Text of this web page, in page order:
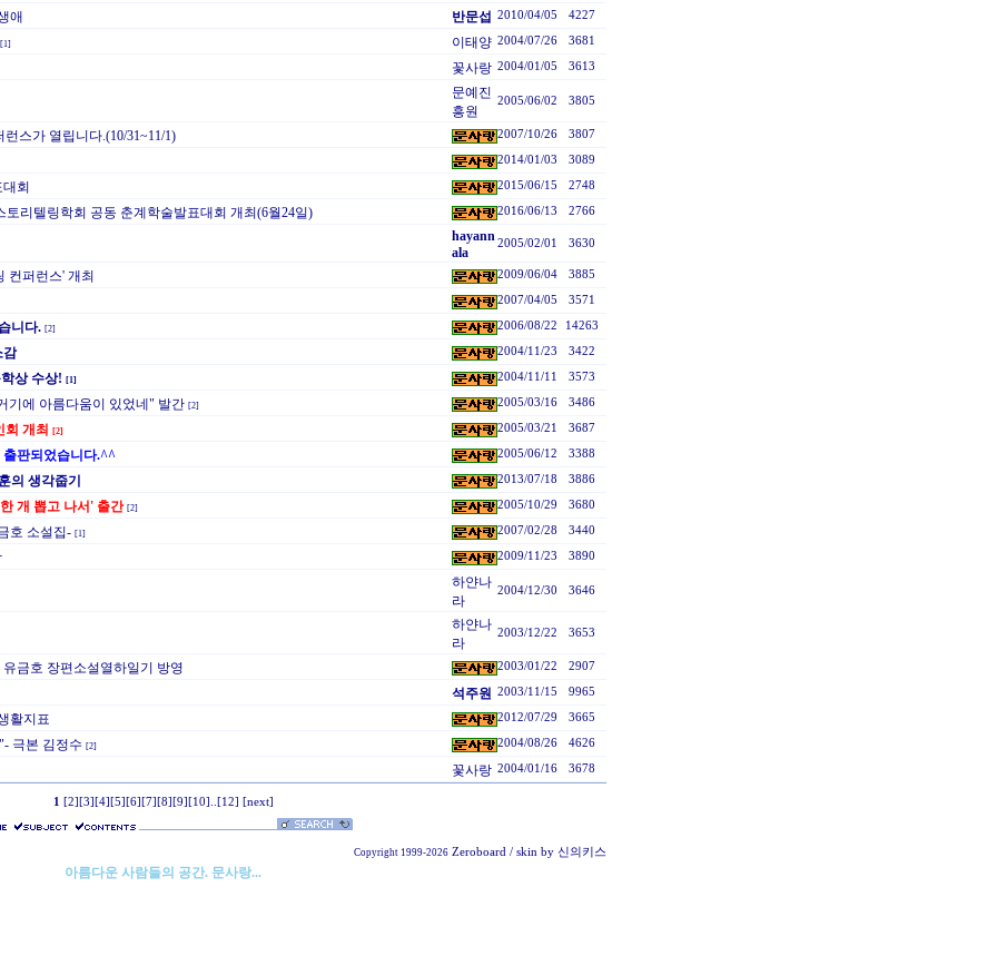
애 반문섭 2010/04/05 4227
[1] 이태양 2004/07/26 3681
꽃사랑 2004/01/05 3613
문예진
흥원
2005/06/02 3805
스가 열립니다.(10/31~11/1) 2007/10/26 3807
2014/01/03 3089
회 2015/06/15 2748
리텔링학회 공동 춘계학술발표대회 개최(6월24일) 2016/06/13 2766
hayann
ala
2005/02/01 3630
컨퍼런스' 개최 2009/06/04 3885
2007/04/05 3571
니다. [2] 2006/08/22 14263
감 2004/11/23 3422
상 수상! [1] 2004/11/11 3573
기에 아름다움이 있었네" 발간 [2] 2005/03/16 3486
회 개최 [2] 2005/03/21 3687
출판되었습니다.^^ 2005/06/12 3388
의 생각줍기 2013/07/18 3886
개 뽑고 나서' 출간 [2] 2005/10/29 3680
호 소설집- [1] 2007/02/28 3440
2009/11/23 3890
하얀나
라
2004/12/30 3646
하얀나
라
2003/12/22 3653
금호 장편소설열하일기 방영 2003/01/22 2907
석주원 2003/11/15 9965
활지표 2012/07/29 3665
극본 김정수 [2] 2004/08/26 4626
꽃사랑 2004/01/16 3678
1 [2] [3] [4] [5] [6] [7] [8] [9] [10] [12] [next]
Copyright 1999-2026 Zeroboard / skin by 신의키스
아름다운 사람들의 공간. 문사랑...